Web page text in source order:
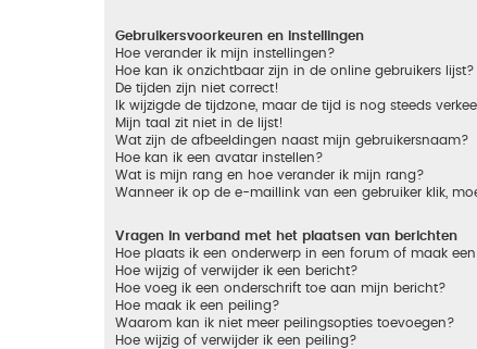
Gebruikersvoorkeuren en instellingen
Hoe verander ik mijn instellingen?
Hoe kan ik onzichtbaar zijn in de online gebruikers lijst?
De tijden zijn niet correct!
Ik wijzigde de tijdzone, maar de tijd is nog steeds
Mijn taal zit niet in de lijst!
Wat zijn de afbeeldingen naast mijn gebruikersnaam?
Hoe kan ik een avatar instellen?
Wat is mijn rang en hoe verander ik mijn rang?
Wanneer ik op de e-maillink van een gebruiker klik,
Vragen in verband met het plaatsen van berichten
Hoe plaats ik een onderwerp in een forum of maak
Hoe wijzig of verwijder ik een bericht?
Hoe voeg ik een onderschrift toe aan mijn bericht?
Hoe maak ik een peiling?
Waarom kan ik niet meer peilingsopties toevoegen?
Hoe wijzig of verwijder ik een peiling?